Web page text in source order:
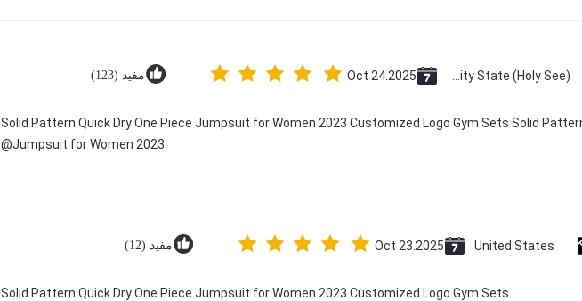
Oct 24.2025 مفيد (123)
Solid Pattern Quick Dry One Piece Jumpsuit for Women 2023 Customized Logo Gym Sets Solid
Jumpsuit for Women 2023@
United States
Oct 23.2025 مفيد (12)
Solid Pattern Quick Dry One Piece Jumpsuit for Women 2023 Customized Logo Gym Sets